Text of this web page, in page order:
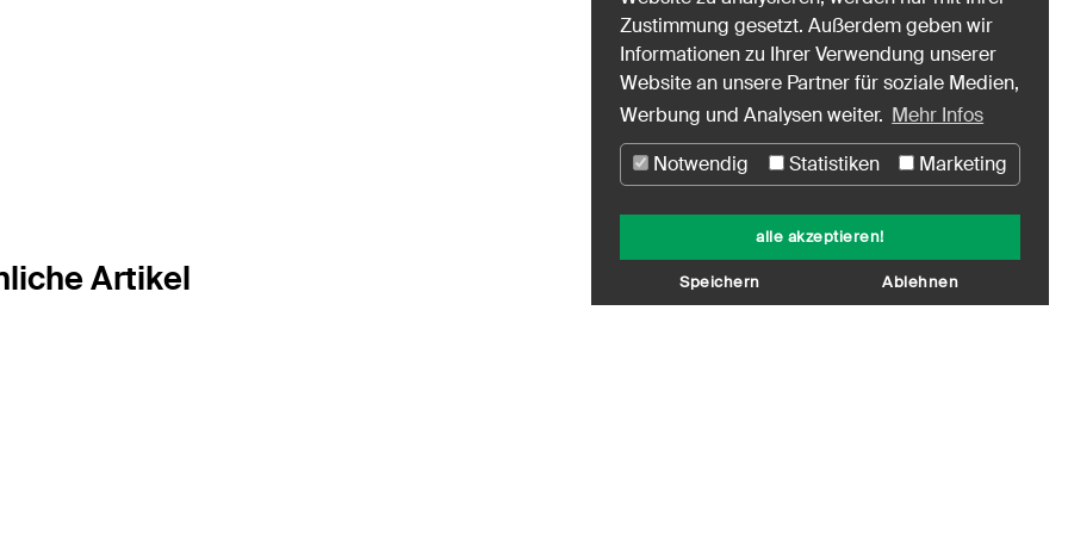
Artikel
Zustimmung gesetzt. Außerdem geben wir
Informationen zu Ihrer Verwendung unserer
Website an unsere Partner für soziale Medien,
Werbung und Analysen weiter. Mehr Infos
Notwendig
Statistiken Marketing
alle akzeptieren!
Speichern Ablehnen